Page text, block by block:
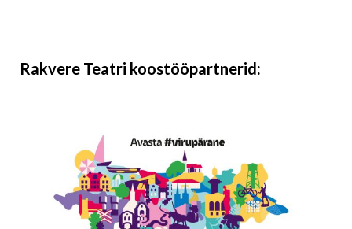
Rakvere Teatri koostööpartnerid: